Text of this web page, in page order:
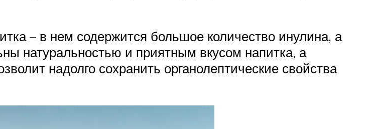
– в нем содержится большое количество инулина, а
натуральностью и приятным вкусом напитка, а
надолго сохранить органолептические свойства